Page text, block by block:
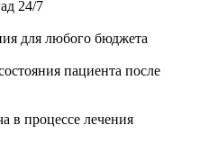
24/7
для любого бюджета
пациента после
в процессе лечения